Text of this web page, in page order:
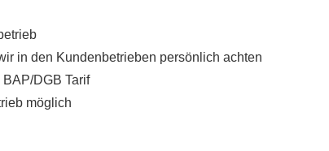
in den Kundenbetrieben persönlich achten
DGB Tarif
möglich